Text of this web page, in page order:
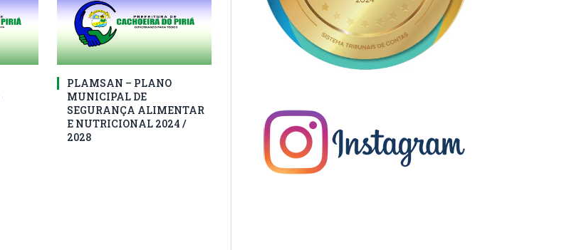
PLAMSAN – PLANO
MUNICIPAL DE
SEGURANÇA ALIMENTAR
E NUTRICIONAL 2024 /
2028